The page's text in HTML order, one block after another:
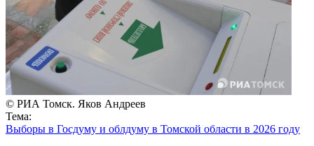
© РИА Томск. Яков Андреев
Тема:
Выборы в Госдуму и облдуму в Томской области в 2026 году